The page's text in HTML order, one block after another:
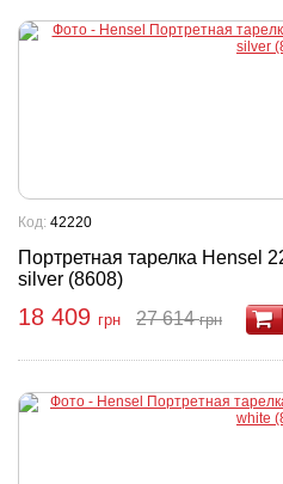
Портретная тарелка Hensel
silver (8608)
Код: 42220
18 409 грн 27 614грн